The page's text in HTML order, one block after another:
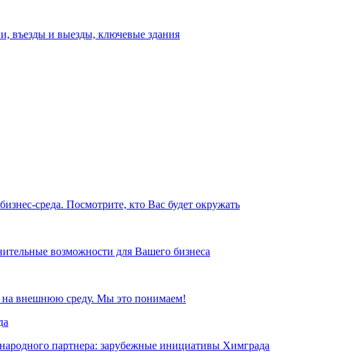
въезды и выезды, ключевые здания
среда. Посмотрите, кто Вас будет окружать
возможности для Вашего бизнеса
внешнюю среду. Мы это понимаем!
партнера: зарубежные инициативы Химграда